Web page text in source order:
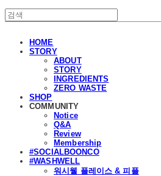
HOME
STORY
ABOUT
STORY
INGREDIENTS
ZERO WASTE
SHOP
COMMUNITY
Notice
Q&A
Review
Membership
#SOCIALBOONCO
#WASHWELL
워시웰 플레이스 & 피플